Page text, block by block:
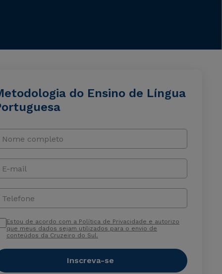
do Ensino de Língua
Nome completo
E-mail
Telefone
Estou de acordo com a Política de Privacidade e autorizo
que meus dados sejam utilizados para o envio de
conteúdos da Cruzeiro do Sul.
Inscreva-se